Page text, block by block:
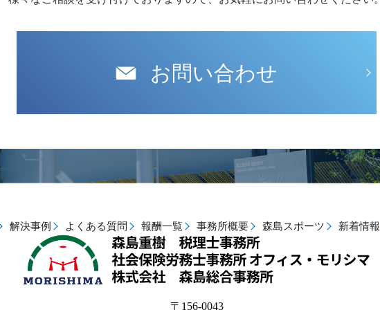
お問い合わせ
解決事例 よくある質問 報酬一覧 事務所概要 森島スポーツ 新着情報
〒156-0043